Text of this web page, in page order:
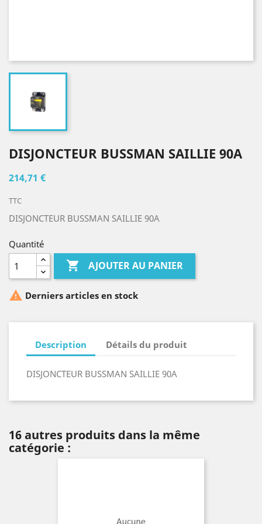
DISJONCTEUR BUSSMAN SAILLIE 90A
214,71 €
TTC
DISJONCTEUR BUSSMAN SAILLIE 90A
Quantité
 AJOUTER AU PANIER
 Derniers articles en stock
Description Détails du produit
DISJONCTEUR BUSSMAN SAILLIE 90A
16 autres produits dans la même
catégorie :